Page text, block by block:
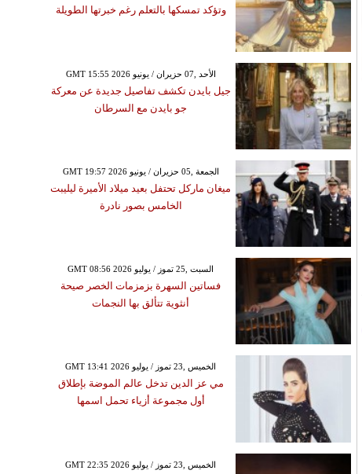
وتؤكد تمسكها بالتعلم رغم خبرتها الطويلة
GMT 15:55 2026 الأحد ,07 حزيران / يونيو
جيل بايدن تكشف تفاصيل جديدة عن معركة
جو بايدن مع السرطان
GMT 19:57 2026 الجمعة ,05 حزيران / يونيو
ميغان ماركل تحتفل بعيد ميلاد الأميرة ليليبت
الخامس بصور نادرة
GMT 08:56 2026 السبت ,25 تموز / يوليو
فساتين السهرة بزمزمات الخصر صيحة
أنثوية تتألق بها النجمات
GMT 13:41 2026 الخميس ,23 تموز / يوليو
مي عز الدين تدخل عالم الموضة بإطلاق
أول مجموعة أزياء تحمل اسمها
GMT 22:35 2026 الخميس ,23 تموز / يوليو